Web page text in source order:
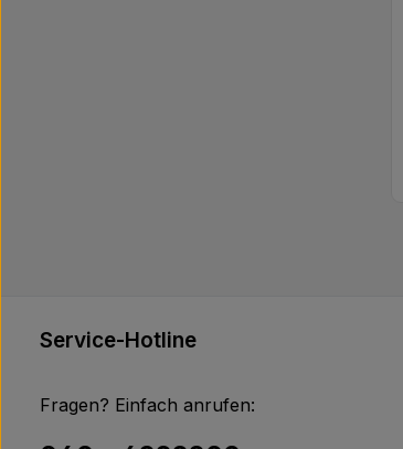
Service-Hotline
Fragen? Einfach anrufen: